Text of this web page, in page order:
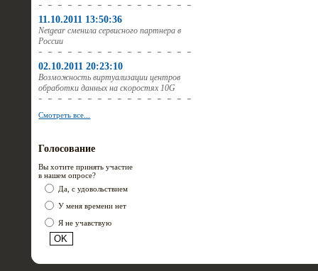
11.10.2011 13:50:36
Netgear сменила сервисного партнера в
России
02.10.2011 20:23:10
Возможность виртуализации центров
обработки данных на скоростях 10G
Смотреть все...
Голосование
Вы хотите принять участие
в нашем опросе?
Да, с удовольствием
У меня времени нет
Я не учавствую